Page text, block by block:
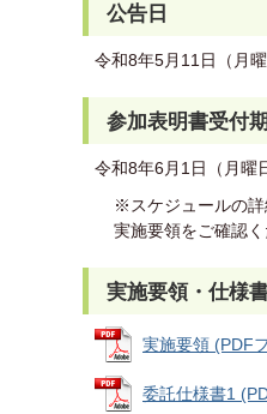
公告日
令和8年5月11日（月曜
参加表明書受付
令和8年6月1日（月曜
※スケジュールの詳
実施要領をご確認く
実施要領・仕様
実施要領 (PDF
委託仕様書1